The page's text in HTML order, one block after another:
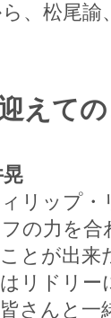
、松尾
えて
リップ
の力を合
とが出
リドリ
さんと一